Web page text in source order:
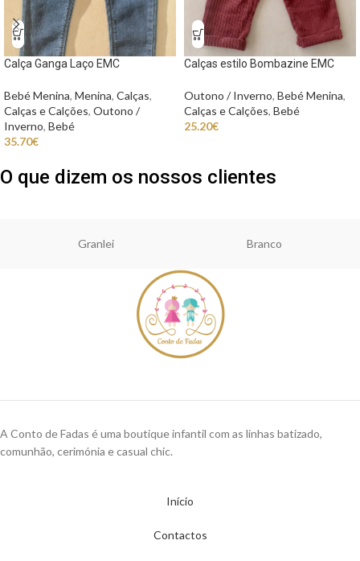
Calça Ganga Laço EMC
Bebé Menina, Menina, Calças,
Calças e Calções, Outono /
Inverno, Bebé
35.70€
Calças estilo Bombazine EMC
Outono / Inverno, Bebé Menina,
Calças e Calções, Bebé
25.20€
O que dizem os nossos clientes
Granlei Branco
A Conto de Fadas é uma boutique infantil com as linhas batizado,
comunhão, cerimónia e casual chic.
Início
Contactos